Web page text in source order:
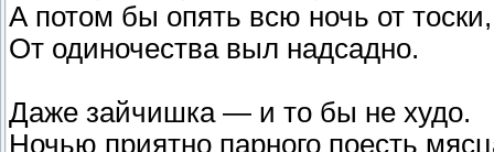
А потом бы опять всю ночь от тоски,
От одиночества выл надсадно.
Даже зайчишка — и то бы не худо.
Ночью приятно парного поесть